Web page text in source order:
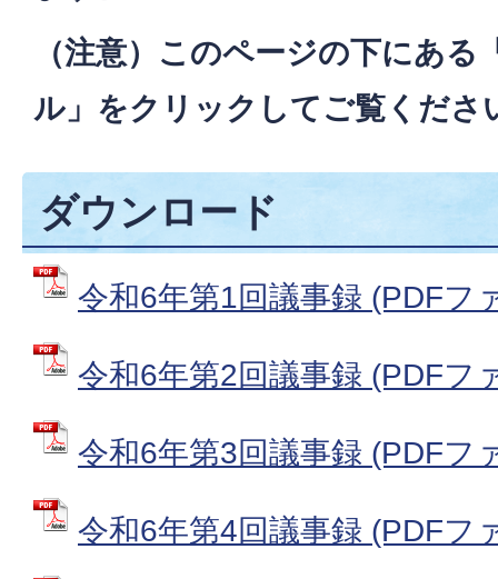
（注意）このページの下にあ
ル」をクリックしてご覧くださ
ダウンロード
令和6年第1回議事録 (PDFフ
令和6年第2回議事録 (PDFフ
令和6年第3回議事録 (PDFフ
令和6年第4回議事録 (PDFフ